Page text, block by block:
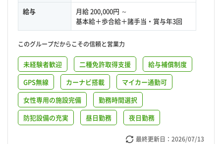
給与
月給 200,000円 ～
基本給＋歩合給＋諸手当・賞与年3回
このグループだからこその信頼と営業力
未経験者歓迎 二種免許取得支援
給与補償制度
GPS無線
カーナビ搭載
マイカー通勤可
女性専用の施設完備
勤務時間選択
防犯設備の充実
昼日勤務 夜日勤務
最終更新日： 2026/07/13